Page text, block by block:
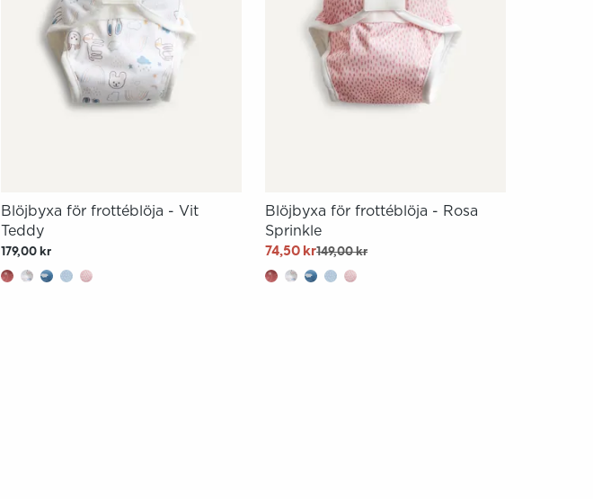
Blöjbyxa för frottéblöja - Vit
Teddy
179,00 kr
Blöjbyxa för frottéblöja - Rosa
Sprinkle
74,50 kr149,00 kr